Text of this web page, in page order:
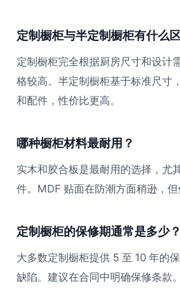
定制橱柜与半定制橱柜有什么
定制橱柜完全根据厨房尺寸和设计
格较高。半定制橱柜基于标准尺寸
和配件，性价比更高。
哪种橱柜材料最耐用？
实木和胶合板是最耐用的选择，尤
件。MDF 贴面在防潮方面稍逊，但
定制橱柜的保修期通常是多少？
大多数定制橱柜提供 5 至 10 年的
缺陷。建议在合同中明确保修条款。